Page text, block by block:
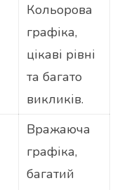
Кольорова
графіка,
цікаві рівні
та багато
викликів.
Вражаюча
графіка,
багатий